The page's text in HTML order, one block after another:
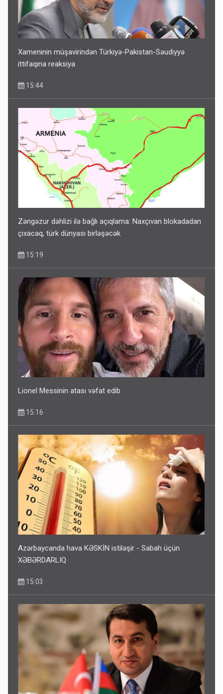
Xameninin müşavirindən Türkiyə-Pakistan-Səudiyyə
ittifaqına reaksiya
15:44
Zəngəzur dəhlizi ilə bağlı açıqlama: Naxçıvan blokadadan
çıxacaq, türk dünyası birləşəcək
15:19
Lionel Messinin atası vəfat edib
15:16
Azərbaycanda hava KƏSKİN istiləşir - Sabah üçün
XƏBƏRDARLIQ
15:03